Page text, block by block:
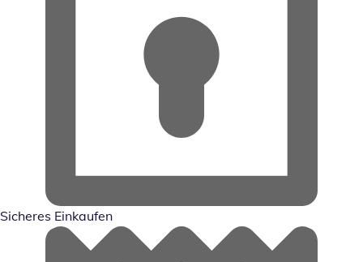
Sicheres Einkaufen